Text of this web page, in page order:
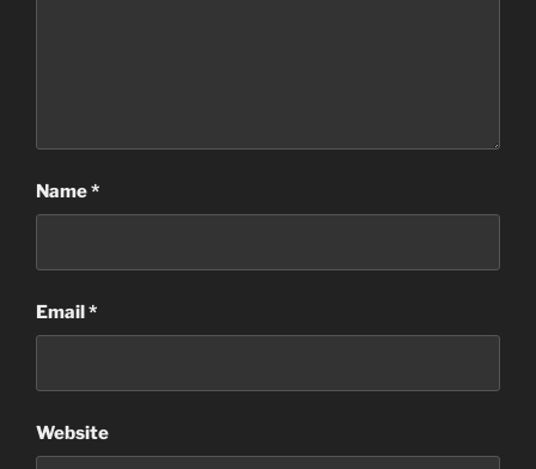
Name*
Email*
Website